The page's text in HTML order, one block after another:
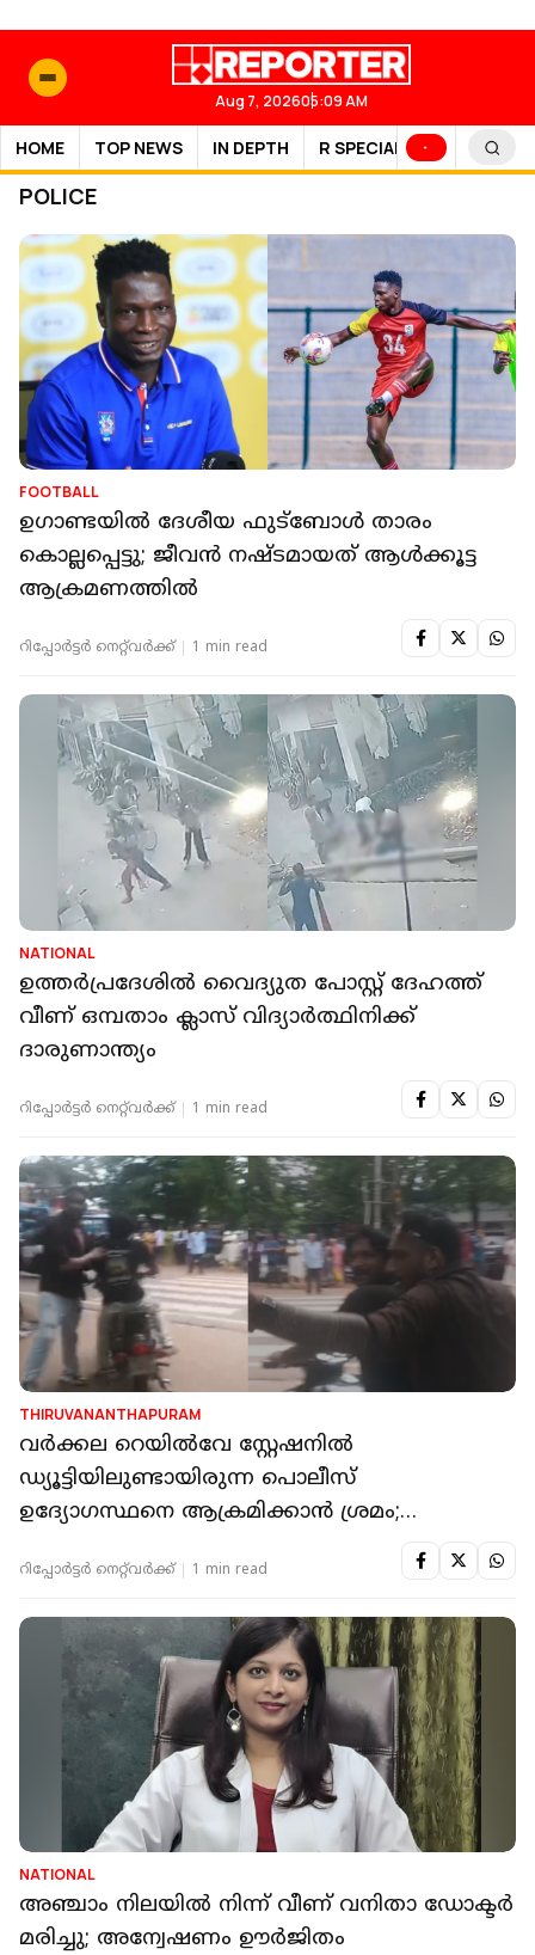
Aug 7, 202605:09 AM
HOME TOP NEWS IN DEPTH R SPECIAL SPORTS
POLICE
FOOTBALL
ഉഗാണ്ടയിൽ ദേശീയ ഫുട്ബോൾ താരം
കൊല്ലപ്പെട്ടു; ജീവൻ നഷ്ടമായത് ആൾക്കൂട്ട
ആക്രമണത്തിൽ
റിപ്പോർട്ടർ നെറ്റ്‌വര്‍ക്ക്‌ 1 min read
NATIONAL
ഉത്തര്‍പ്രദേശിൽ വൈദ്യുത പോസ്റ്റ് ദേഹത്ത്
വീണ് ഒമ്പതാം ക്ലാസ് വിദ്യാര്‍ത്ഥിനിക്ക്
ദാരുണാന്ത്യം
റിപ്പോർട്ടർ നെറ്റ്‌വര്‍ക്ക്‌ 1 min read
THIRUVANANTHAPURAM
വർക്കല റെയിൽവേ സ്റ്റേഷനിൽ
ഡ്യൂട്ടിയിലുണ്ടായിരുന്ന പൊലീസ്
ഉദ്യോഗസ്ഥനെ ആക്രമിക്കാൻ ശ്രമം;
റിപ്പോർട്ടർ നെറ്റ്‌വര്‍ക്ക്‌ 1 min read
NATIONAL
അഞ്ചാം നിലയില്‍ നിന്ന് വീണ് വനിതാ ഡോക്ടര്‍
മരിച്ചു; അന്വേഷണം ഊർജിതം